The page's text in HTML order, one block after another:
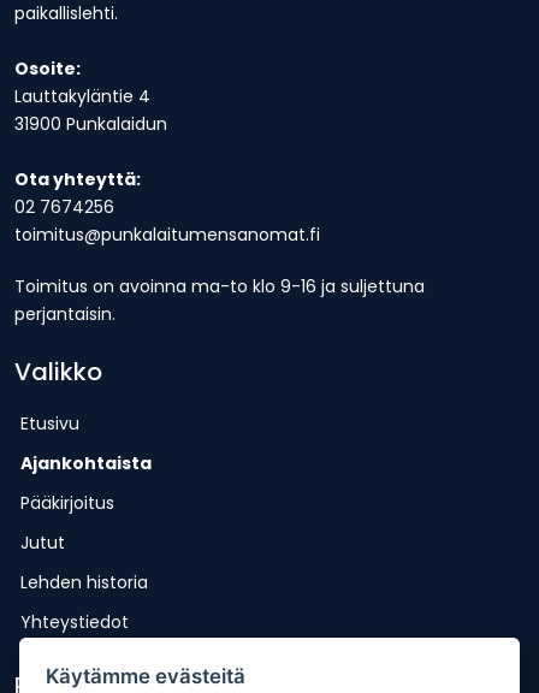
paikallislehti.
Osoite:
Lauttakyläntie 4
31900 Punkalaidun
Ota yhteyttä:
02 7674256
toimitus@punkalaitumensanomat.fi
Toimitus on avoinna ma-to klo 9-16 ja suljettuna
perjantaisin.
Valikko
Etusivu
Ajankohtaista
Pääkirjoitus
Jutut
Lehden historia
Yhteystiedot
Pikalinkit
Käytämme evästeitä